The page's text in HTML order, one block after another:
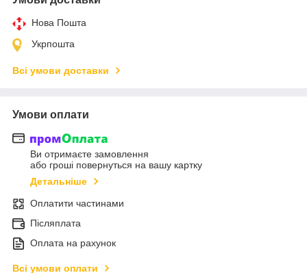
Нова Пошта
Укрпошта
Всі умови доставки
Умови оплати
Ви отримаєте замовлення
або гроші повернуться на вашу картку
Детальніше
Оплатити частинами
Післяплата
Оплата на рахунок
Всі умови оплати